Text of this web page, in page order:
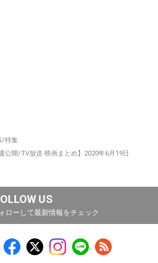
特集
公開/TV放送 映画まとめ】2020年6月19日
US
ローして最新情報をチェック